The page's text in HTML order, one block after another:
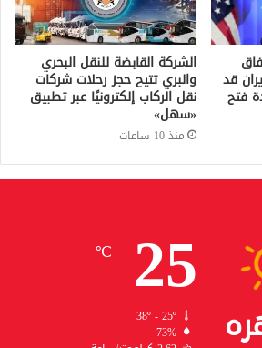
قد
فتح
الشركة القابضة للنقل البحري
والبري تتيح حجز رحلات شركات
نقل الركاب إلكترونيًا عبر تطبيق
«سهل»
منذ 10 ساعات
25
℃
38º - 25º
73%